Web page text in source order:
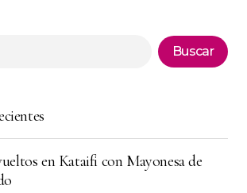
. me ahorró tiempo y quedó
Buscar
en Kataifi con Mayonesa de